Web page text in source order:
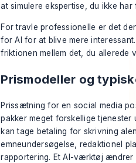
at simulere ekspertise, du ikke har
For travle professionelle er det
for AI for at blive mere
friktionen mellem det, du allerede
Prismodeller og
Prissætning for en social media
pakker meget forskellige tjenester
kan tage betaling for skrivning
emneundersøgelse, redaktionel
rapportering. Et AI-værktøj